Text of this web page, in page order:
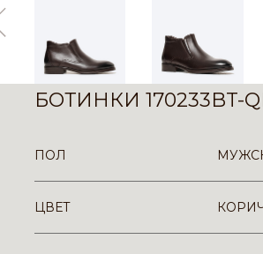
БОТИНКИ 170233BT-
ПОЛ
ЦВЕТ